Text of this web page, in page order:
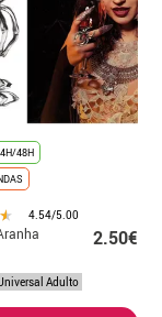
48H
4.54/5.00
2.50€
Adulto